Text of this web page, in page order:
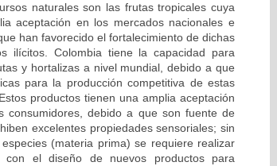
naturales son las frutas tropicales cuya
aceptación en los mercados nacionales e
han favorecido el fortalecimiento de dichas
ilícitos. Colombia tiene la capacidad para
y hortalizas a nivel mundial, debido a que
para la producción competitiva de estas
productos tienen una amplia aceptación
debido a que son fuente de
excelentes propiedades sensoriales; sin
(materia prima) se requiere realizar
con el diseño de nuevos productos para